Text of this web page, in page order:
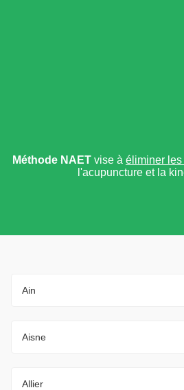
Méthode NAET vise à éliminer
l'acupuncture et la
Ain
Aisne
Allier